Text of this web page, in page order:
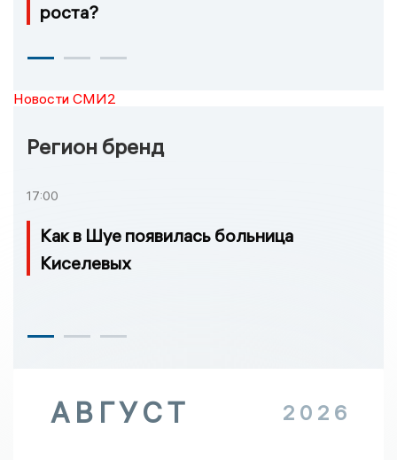
роста?
Новости СМИ2
Регион бренд
17:00
Как в Шуе появилась больница
Киселевых
АВГУСТ 2026